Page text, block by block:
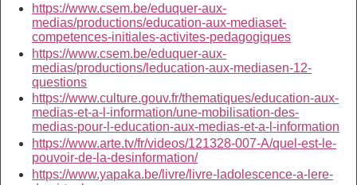
https://www.csem.be/eduquer-aux-
medias/productions/education-aux-mediaset-
competences-initiales-activites-pedagogiques
https://www.csem.be/eduquer-aux-
medias/productions/leducation-aux-mediasen-12-
questions
https://www.culture.gouv.fr/thematiques/education-aux-
medias-et-a-l-information/une-mobilisation-des-
medias-pour-l-education-aux-medias-et-a-l-information
https://www.arte.tv/fr/videos/121328-007-A/quel-est-le-
pouvoir-de-la-desinformation/
https://www.yapaka.be/livre/livre-ladolescence-a-lere-